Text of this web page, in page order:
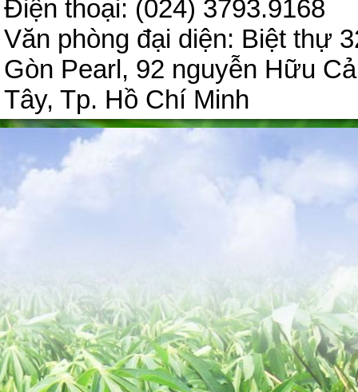
Điện thoại: (024)
Văn phòng đại diện: Biệt thự
Gòn Pearl, 92 nguyễn Hữu
Tây, Tp. Hồ Chí Minh